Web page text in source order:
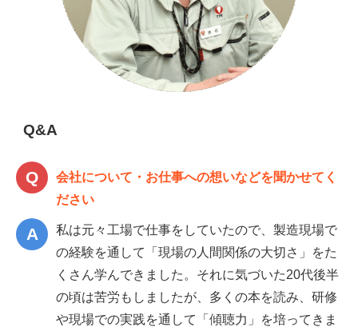
Q&A
会社について・お仕事への想いなどを聞かせてく
ださい
私は元々工場で仕事をしていたので、製造現場で
の経験を通して「現場の人間関係の大切さ」をた
くさん学んできました。それに気づいた20代後半
の頃は苦労もしましたが、多くの本を読み、研修
や現場での実践を通して「傾聴力」を培ってきま